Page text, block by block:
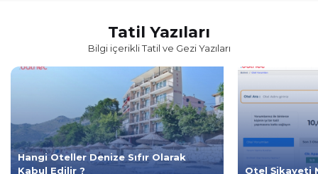
Tatil Yazıları
Bilgi içerikli Tatil ve Gezi Yazıları
Hangi Oteller Denize Sıfır Olarak
Kabul Edilir ?
Otel Şikayeti